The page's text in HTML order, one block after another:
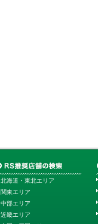
北海道・東北エリア
関東エリア
中部エリア
近畿エリア